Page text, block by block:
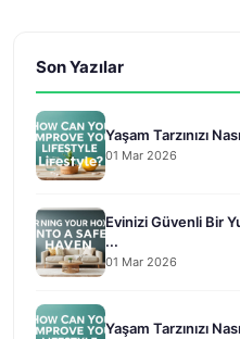
Son Yazılar
Yaşam Tarzınızı
01 Mar 2026
Evinizi Güvenli Bir
...
01 Mar 2026
Yaşam Tarzınızı